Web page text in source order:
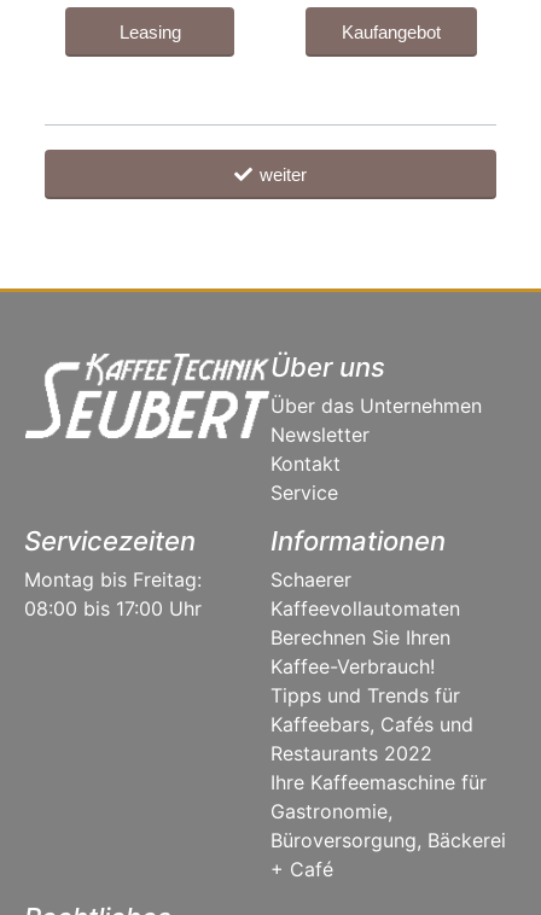
Leasing Kaufangebot
weiter
Über uns
Über das Unternehmen
Newsletter
Kontakt
Service
Servicezeiten
Montag bis Freitag:
08:00 bis 17:00 Uhr
Informationen
Schaerer
Kaffeevollautomaten
Berechnen Sie Ihren
Kaffee-Verbrauch!
Tipps und Trends für
Kaffeebars, Cafés und
Restaurants 2022
Ihre Kaffeemaschine für
Gastronomie,
Büroversorgung, Bäckerei
+ Café